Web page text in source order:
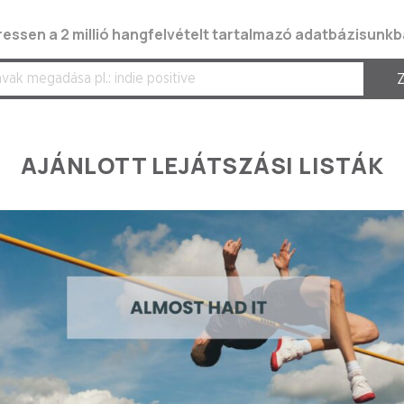
a 2 millió hangfelvételt tartalmazó
AJÁNLOTT LEJÁTSZÁSI LISTÁK